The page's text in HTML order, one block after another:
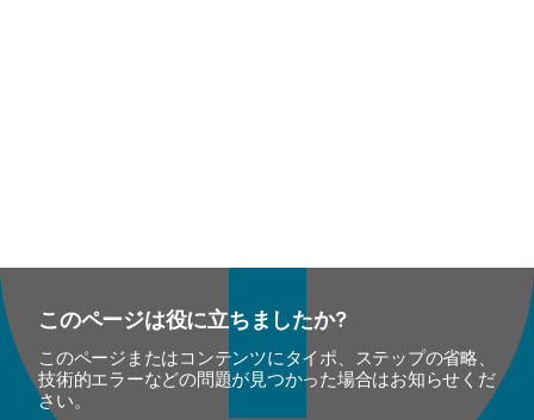
このページは役に立ちましたか?
このページまたはコンテンツにタイポ、ステップの省略、
技術的エラーなどの問題が見つかった場合はお知らせくだ
さい。